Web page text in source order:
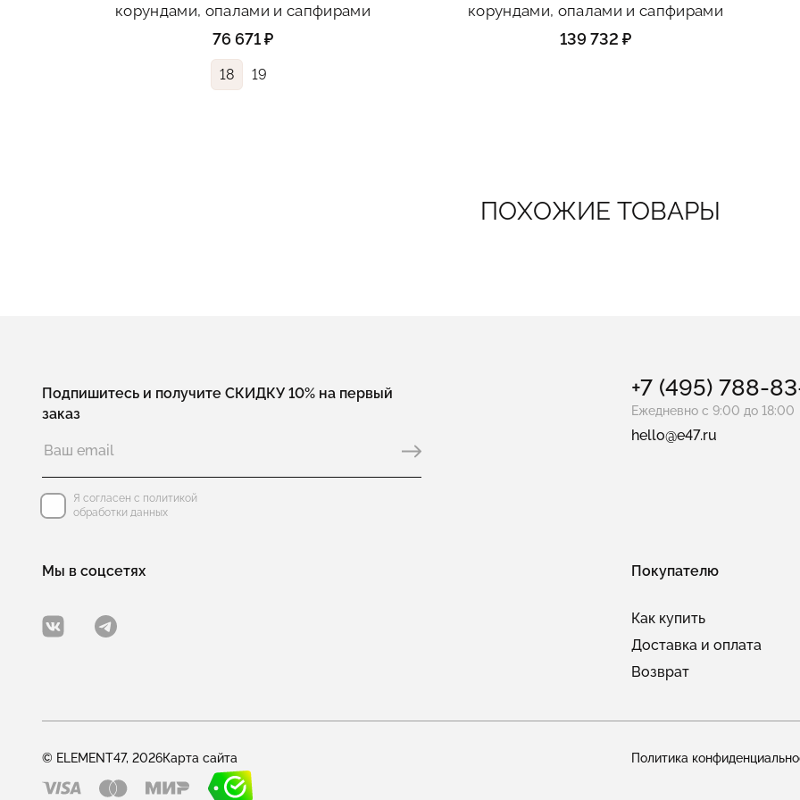
корундами, опалами и сапфирами
76 671 ₽
18 19
корундами, опалами и сапфирами
139 732 ₽
ПОХОЖИЕ ТОВАРЫ
Подпишитесь и получите СКИДКУ 10% на первый
заказ
Я согласен с политикой
обработки данных
+7 (495) 788-
Ежедневно с 9:00 до 18:00
hello@e47.ru
Мы в соцсетях Покупателю
Как купить
Доставка и оплата
Возврат
© ELEMENT47, 2026Карта сайта Политика